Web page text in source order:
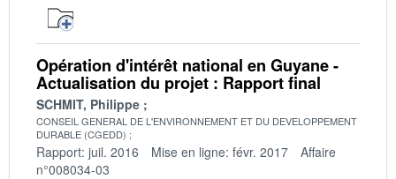
Opération d'intérêt national en Guyane -
Actualisation du projet : Rapport final
SCHMIT, Philippe
CONSEIL GENERAL DE L'ENVIRONNEMENT ET DU DEVELOPPEMENT
DURABLE (CGEDD)
Rapport: juil. 2016 Mise en ligne: févr. 2017
Affaire
n°008034-03